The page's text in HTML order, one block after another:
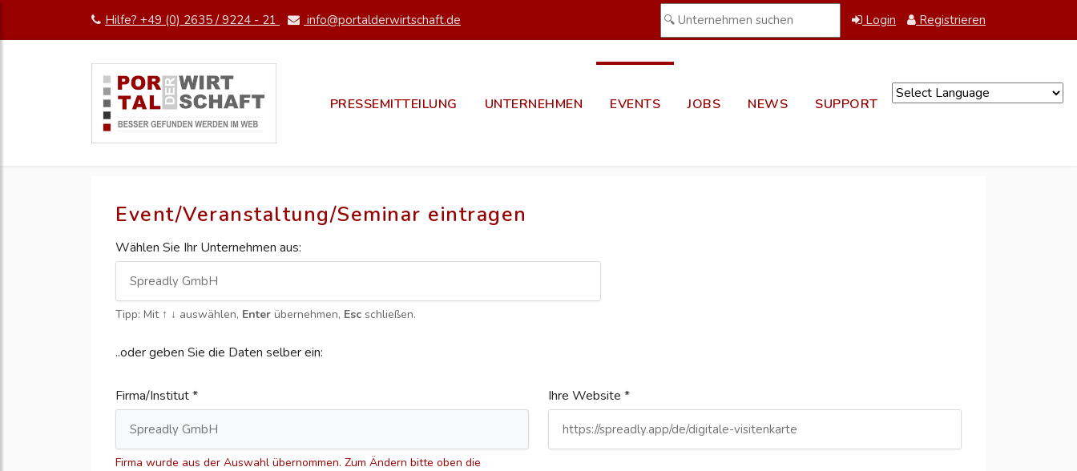
Hilfe? +49 (0) 2635 / 9224 - 21 info@portalderwirtschaft.de Login Registrieren
PRESSEMITTEILUNG UNTERNEHMEN EVENTS JOBS NEWS SUPPORT
Event/Veranstaltung/Seminar eintragen
Wählen Sie Ihr Unternehmen aus:
Tipp: Mit ↑ ↓ auswählen, Enter übernehmen, Esc schließen.
..oder geben Sie die Daten selber ein:
Firma/Institut *
Firma wurde aus der Auswahl übernommen. Zum Ändern bitte oben die
Ihre Website *